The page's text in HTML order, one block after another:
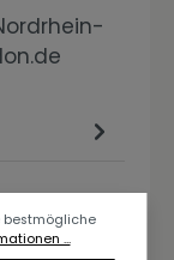
bestmögliche
...